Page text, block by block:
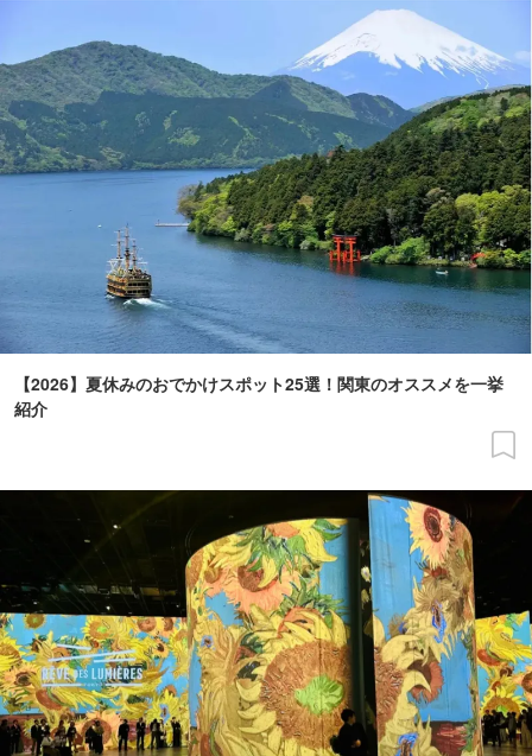
【2026】夏休みのおでかけスポット25選！関東のオススメを一挙
紹介